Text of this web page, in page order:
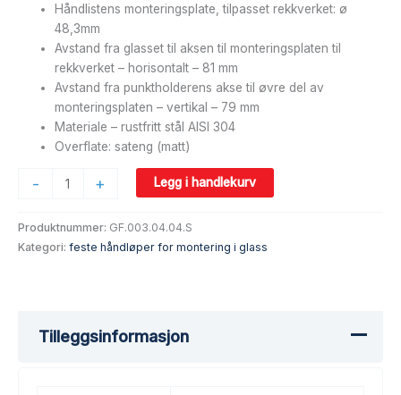
Håndlistens monteringsplate, tilpasset rekkverket: ø
48,3mm
Avstand fra glasset til aksen til monteringsplaten til
rekkverket – horisontalt – 81 mm
Avstand fra punktholderens akse til øvre del av
monteringsplaten – vertikal – 79 mm
Materiale – rustfritt stål AISI 304
Overflate: sateng (matt)
- + Legg i handlekurv
Produktnummer: GF.003.04.04.S
Kategori: feste håndløper for montering i glass
Tilleggsinformasjon